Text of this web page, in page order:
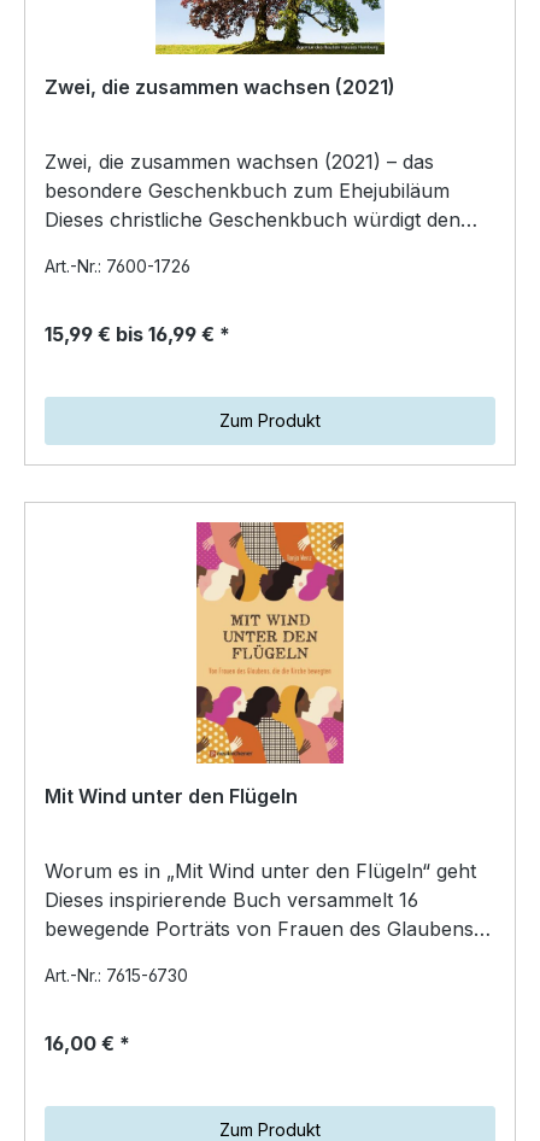
Zwei, die zusammen wachsen (2021)
Zwei, die zusammen wachsen (2021) – das
besondere Geschenkbuch zum Ehejubiläum
Dieses christliche Geschenkbuch würdigt den
Art.-Nr.: 7600-1726
15,99 € bis 16,99 € *
Zum Produkt
Mit Wind unter den Flügeln
Worum es in „Mit Wind unter den Flügeln“ geht
Dieses inspirierende Buch versammelt 16
bewegende Porträts von Frauen des Glaubens,
Art.-Nr.: 7615-6730
16,00 € *
Zum Produkt